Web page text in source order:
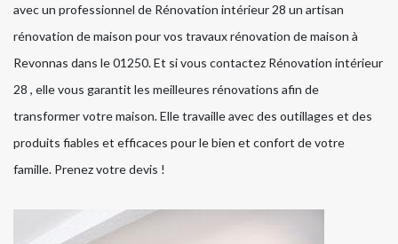
avec un professionnel de Rénovation intérieur 28 un artisan
rénovation de maison pour vos travaux rénovation de maison à
Revonnas dans le 01250. Et si vous contactez Rénovation intérieur
28 , elle vous garantit les meilleures rénovations afin de
transformer votre maison. Elle travaille avec des outillages et des
produits fiables et efficaces pour le bien et confort de votre
famille. Prenez votre devis !